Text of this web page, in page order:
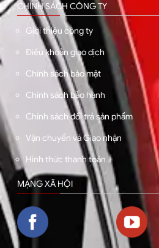
CHÍNH SÁCH CÔNG TY
Giới thiệu công ty
Điều khoản giao dịch
Chính sách bảo mật
Chính sách bảo hành
Chính sách đổi trả sản phẩm
Vận chuyển và Giao nhận
Hình thức thanh toán
MẠNG XÃ HỘI